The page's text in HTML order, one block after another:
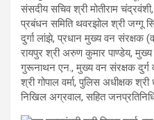
संसदीय सचिव श्री मोतीराम
प्रबंधन समिति थवरझोल श्री जग्गू
दुर्गा लांझे, प्रधान मुख्य वन संरक्षक
रायपुर श्री अरुण कुमार पाण्डेय, मुख्य
गुरूनाथन एन., मुख्य वन संरक्षक दुर्ग
श्री गोपाल वर्मा, पुलिस अधीक्षक
निखिल अग्रवाल, सहित